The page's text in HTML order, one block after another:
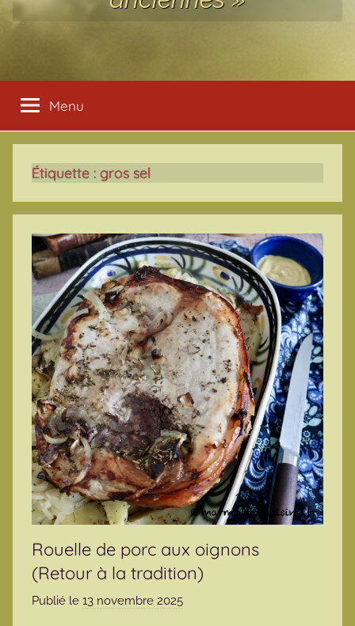
Menu
Étiquette : gros sel
Rouelle de porc aux oignons
(Retour à la tradition)
Publié le 13 novembre 2025